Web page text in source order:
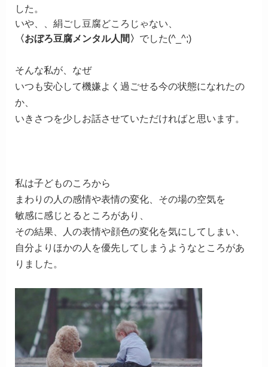
した。
いや、、絹ごし豆腐どころじゃない、
〈おぼろ豆腐メンタル人間〉 でした(^_^;)
そんな私が、なぜ
いつも安心して機嫌よく過ごせる今の状態になれたの
か、
いきさつを少しお話させていただければと思います。
私は子どものころから
まわりの人の感情や表情の変化、その場の空気を
敏感に感じとるところがあり、
その結果、人の表情や顔色の変化を気にしてしまい、
自分よりほかの人を優先してしまうようなところがあ
りました。